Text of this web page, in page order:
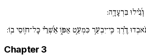
בִּרְעָדָֽה:
דֶ֗רֶךְ כִּֽי־יִבְעַ֣ר כִּמְעַ֣ט אַפּ֑וֹ אַ֜שְׁרֵ֗י כָּל־ח֥וֹסֵי בֽוֹ:
Chapter 3